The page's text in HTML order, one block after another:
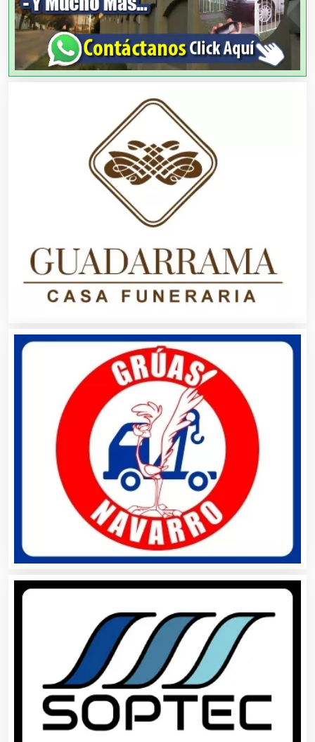
Alimentos
Almacenaje
Alquiler de Autos
Alquiler de Equipos para Fiestas
Alquiler de Trajes de Etiqueta
Alta Costura
Aluminio
Ambulancias
Análisis Clínicos
Análisis de Aguas
Animadores de Eventos
Aparatos y Equipos Eléctricos
Arquitectos